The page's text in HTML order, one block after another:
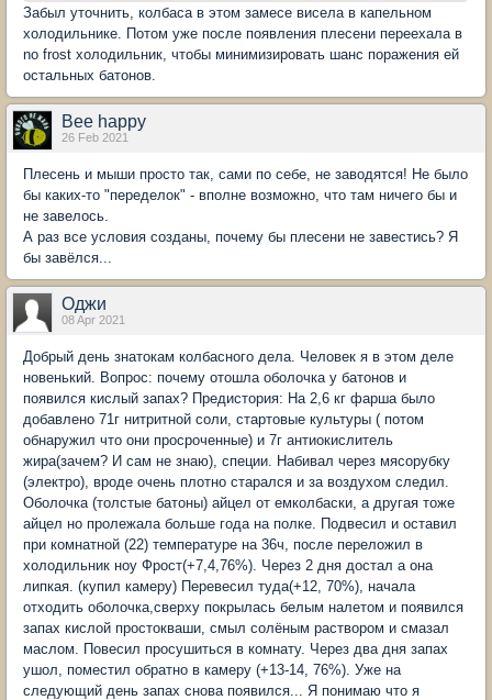
Забыл уточнить, колбаса в этом замесе висела в капельном
холодильнике. Потом уже после появления плесени переехала в
no frost холодильник, чтобы минимизировать шанс поражения ей
остальных батонов.
Bee happy
26 Feb 2021
Плесень и мыши просто так, сами по себе, не заводятся! Не было
бы каких-то "переделок" - вполне возможно, что там ничего бы и
не завелось.
А раз все условия созданы, почему бы плесени не завестись? Я
бы завёлся...
Оджи
08 Apr 2021
Добрый день знатокам колбасного дела. Человек я в этом деле
новенький. Вопрос: почему отошла оболочка у батонов и
появился кислый запах? Предистория: На 2,6 кг фарша было
добавлено 71г нитритной соли, стартовые культуры ( потом
обнаружил что они просроченные) и 7г антиокислитель
жира(зачем? И сам не знаю), специи. Набивал через мясорубку
(электро), вроде очень плотно старался и за воздухом следил.
Оболочка (толстые батоны) айцел от емколбаски, а другая тоже
айцел но пролежала больше года на полке. Подвесил и оставил
при комнатной (22) температуре на 36ч, после переложил в
холодильник ноу Фрост(+7,4,76%). Через 2 дня достал а она
липкая. (купил камеру) Перевесил туда(+12, 70%), начала
отходить оболочка,сверху покрылась белым налетом и появился
запах кислой простокваши, смыл солёным раствором и смазал
маслом. Повесил просушиться в комнату. Через два дня запах
ушол, поместил обратно в камеру (+13-14, 76%). Уже на
следующий день запах снова появился... Я понимаю что я